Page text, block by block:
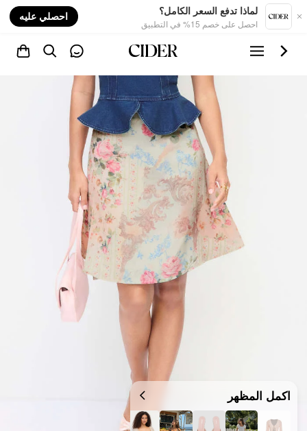
لماذا تدفع السعر الكامل؟
احصل على خصم 15% في التطبيق
احصلي عليه
اكمل المظهر